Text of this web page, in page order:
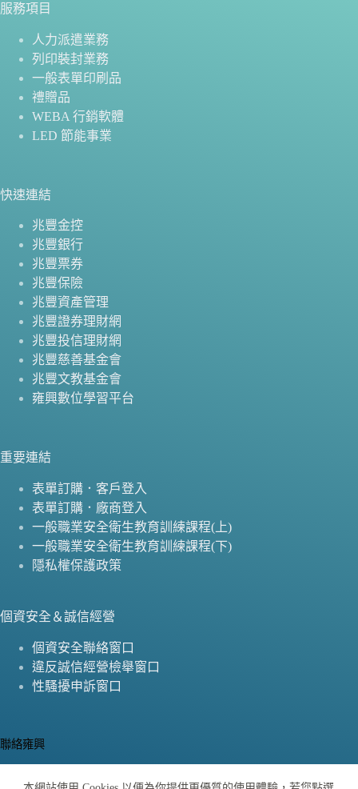
服務項目
人力派遣業務
列印裝封業務
一般表單印刷品
禮贈品
WEBA 行銷軟體
LED 節能事業
快速連結
兆豐金控
兆豐銀行
兆豐票券
兆豐保險
兆豐資產管理
兆豐證券理財網
兆豐投信理財網
兆豐慈善基金會
兆豐文教基金會
雍興數位學習平台
重要連結
表單訂購．客戶登入
表單訂購．廠商登入
一般職業安全衛生教育訓練課程(上)
一般職業安全衛生教育訓練課程(下)
隱私權保護政策
個資安全＆誠信經營
個資安全聯絡窗口
違反誠信經營檢舉窗口
性騷擾申訴窗口
聯絡雍興
公司地址：